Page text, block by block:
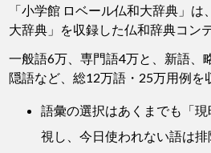
「小学館 ロベール仏和大辞典」
大辞典」を収録した仏和辞典コン
一般語6万、専門語4万と、新語、
隠語など、総12万語・25万用例を
語彙の選択はあくまでも「
視し、今日使われない語は